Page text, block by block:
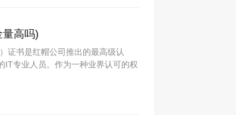
高吗)
证书是红帽公司推出的最高级认
IT专业人员。作为一种业界认可的权
来说，能够选……